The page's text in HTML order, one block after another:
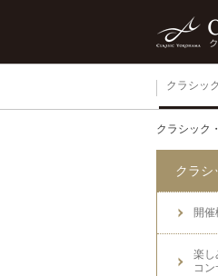
クラシッ
開催概要
楽しみ方
コンサー
クラシック
クラシ
開催
楽し
コ